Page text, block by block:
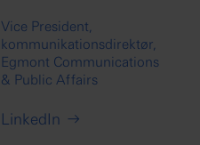
Vice President,
kommunikationsdirektør,
Egmont Communications
& Public Affairs
LinkedIn